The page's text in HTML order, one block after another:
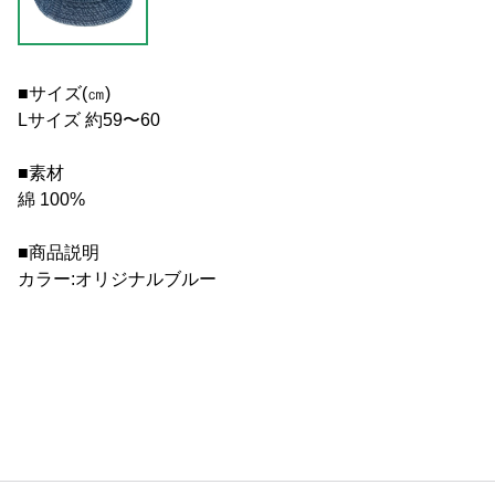
■サイズ(㎝)
Lサイズ 約59〜60
■素材
綿 100%
■商品説明
カラー:オリジナルブルー